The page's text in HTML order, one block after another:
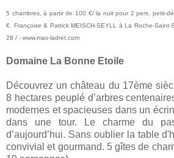
5 chambres, à partir de 100 €/ la nuit pour 2 pers. petit-
€. Françoise & Patrick MEISCH-SEYLL à La Roche-
28 / - www.mas-ladret.com
Domaine La Bonne Etoile
Découvrez un château du 17ème
8 hectarespeuplé d’arbres
modernes et spacieuses dans un
dans une tour. Le charme du
d’aujourd’hui. Sans oublier la table
convivial et gourmand. 5 gîtes de